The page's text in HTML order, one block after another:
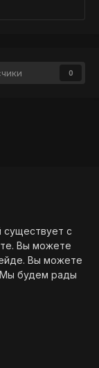
0
существует с
Вы можете
Вы можете
будем рады